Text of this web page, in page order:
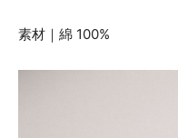
素材｜綿 100%